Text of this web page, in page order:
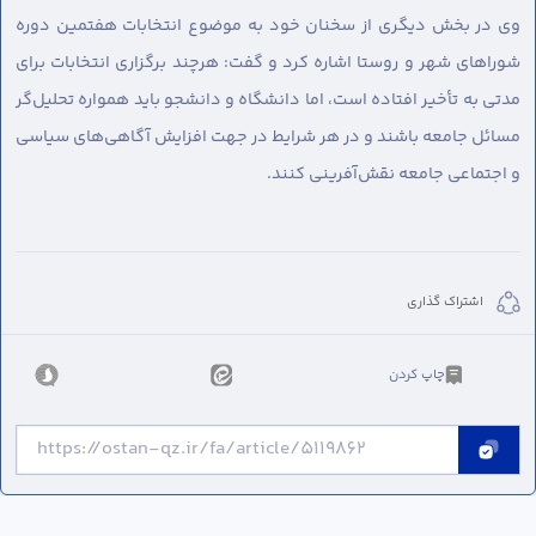
وی در بخش دیگری از سخنان خود به موضوع انتخابات هفتمین دوره
شوراهای شهر و روستا اشاره کرد و گفت: هرچند برگزاری انتخابات برای
مدتی به تأخیر افتاده است، اما دانشگاه و دانشجو باید همواره تحلیل‌گر
مسائل جامعه باشند و در هر شرایط در جهت افزایش آگاهی‌های سیاسی
و اجتماعی جامعه نقش‌آفرینی کنند.
اشتراک گذاری
چاپ کردن